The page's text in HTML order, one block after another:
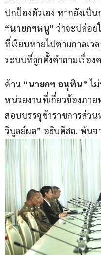
ปกป้องตัวเอง หากยังเป็
“นายกฯหนู” ว่าจะปล่อ
ที่เงียบหายไปตามกาลเว
ระบบที่ถูกตั้งคำถามเรื่อง
ด้าน “นายกฯ อนุทิน” ไ
หน่วยงานที่เกี่ยวข้องภา
สอบบรรจุข้าราชการส่วน
วิบูลย์ผล” อธิบดีสถ. พ้น